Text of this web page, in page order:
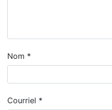
Nom *
Courriel *